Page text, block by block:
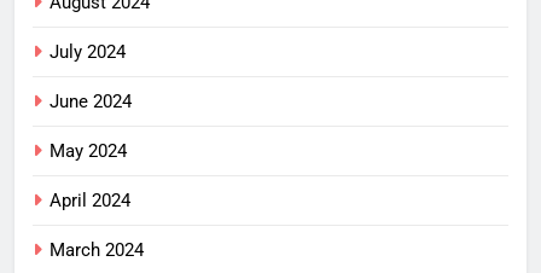
July 2024
June 2024
May 2024
April 2024
March 2024